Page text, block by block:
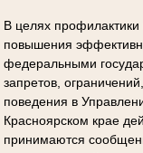
В целях
повышения
федеральными
запретов,
поведения в
Красноярском крае
принимаются